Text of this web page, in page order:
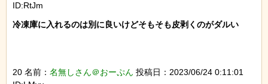
ID:RtJm
冷凍庫に入れるのは別に良いけどそもそも皮剥くのがダルい
20 名前： 名無しさん＠おーぷん 投稿日：2023/06/24 0:11:01